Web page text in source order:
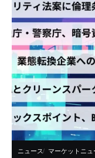
ニュース マーケットニュ